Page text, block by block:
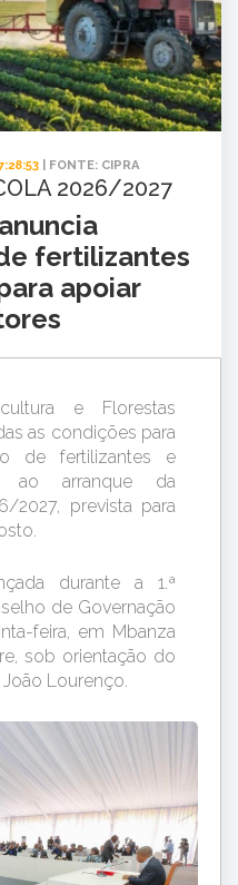
| FONTE: CIPRA
2026/2027
fertilizantes
apoiar
e Florestas
as condições para
de fertilizantes e
ao arranque da
2027, prevista para
durante a 1.ª
de Governação
feira, em Mbanza
sob orientação do
Lourenço.